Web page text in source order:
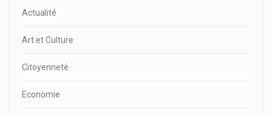
Actualité
Art et Culture
Citoyenneté
Economie